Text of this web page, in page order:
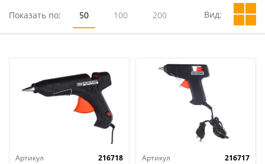
Показать по: 50 100 200 Вид:
Артикул
216718
Артикул
216717